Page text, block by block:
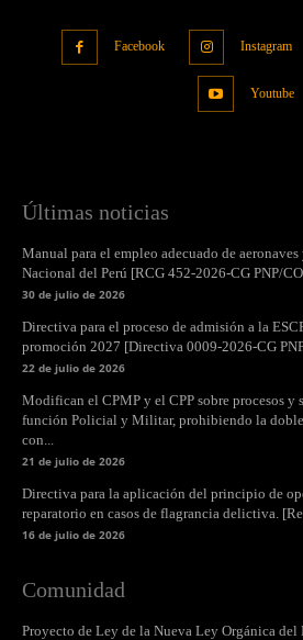
Facebook Instagram
Youtube
Últimas noticias
Manual para el empleo adecuado de
Nacional del Perú [RCG 452-2026-CG PNP/
30 de julio de 2026
Directiva para el proceso de admisión a la
promoción 2027 [Directiva 0009-2026-CG
22 de julio de 2026
Modifican el CPMP y el CPP sobre procesos y
función Policial y Militar, prohibiendo la
con...
21 de julio de 2026
Directiva para la aplicación del principio de
reparatorio en casos de flagrancia delictiva.
16 de julio de 2026
Comunidad
Proyecto de Ley de la Nueva Ley Orgánica